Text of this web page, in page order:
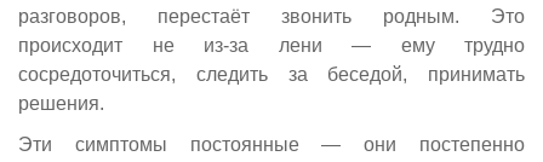
разговоров, перестаёт звонить родным. Это
происходит не из-за лени — ему трудно
сосредоточиться, следить за беседой, принимать
решения.
Эти симптомы постоянные — они постепенно